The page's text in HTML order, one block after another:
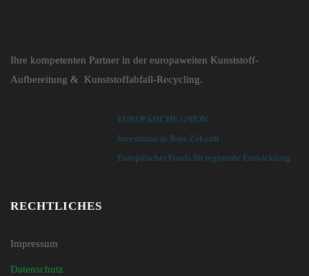
Ihre kompetenten Partner in der europaweiten Kunststoff-
Aufbereitung & Kunststoffabfall-Recycling.
EUROPÄISCHE UNION:
Investition in Ihrer Zukunft
Europäischer Fonds für regionale Entwicklung
RECHTLICHES
Impressum
Datenschutz